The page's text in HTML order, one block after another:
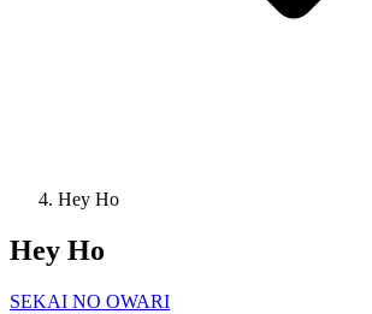
Hey Ho
Hey Ho
SEKAI NO OWARI